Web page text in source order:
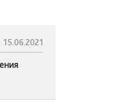
15.06.2021